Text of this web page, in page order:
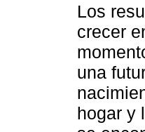
Los
crecer
una
hogar y